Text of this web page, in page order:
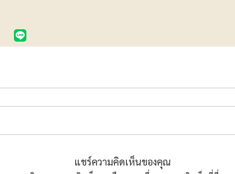
แชร์ความคิดเห็นของคุณ